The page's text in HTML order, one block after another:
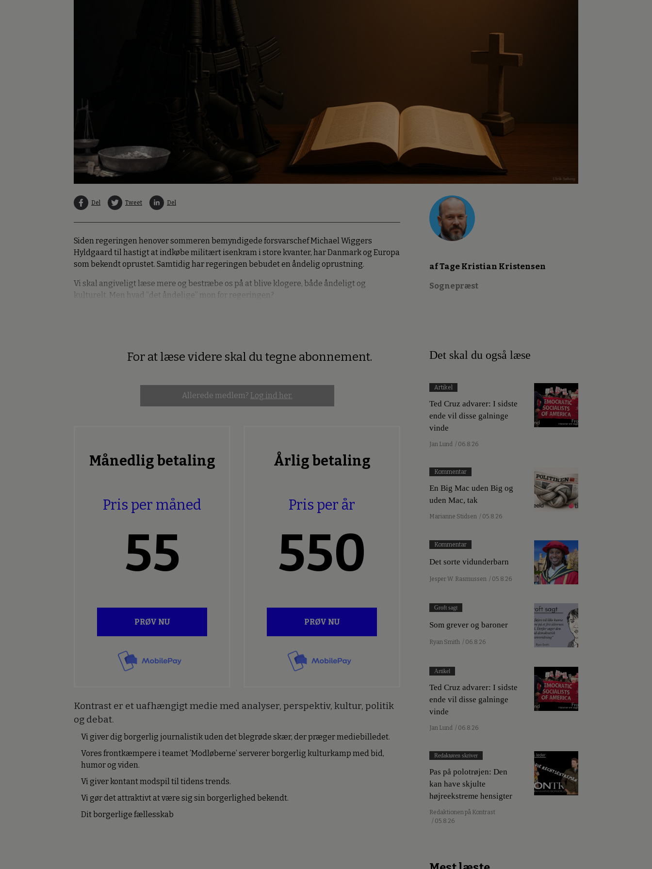
Del Tweet Del
Siden regeringen henover sommeren bemyndigede forsvarschef Michael Wiggers
Hyldgaard til hastigt at indkøbe militært isenkram i store kvanter, har Danmark og Europa
som bekendt oprustet. Samtidig har regeringen bebudet en åndelig oprustning.
Vi skal angiveligt læse mere og bestræbe os på at blive klogere, både åndeligt og
kulturelt. Men hvad ”det åndelige” mon for regeringen?
PremiumFor at læse videre skal du tegne abonnement.
Allerede medlem? Log ind her.
Månedlig betaling
Pris per måned
55
PRØV NU
Årlig betaling
Pris per år
550
PRØV NU
Kontrast er et uafhængigt medie med analyser, perspektiv, kultur, politik
og debat.
Vi giver dig borgerlig journalistik uden det blegrøde skær, der præger mediebilledet.
Vores frontkæmpere i teamet ’Modløberne’ serverer borgerlig kulturkamp med bid,
humor og viden.
Vi giver kontant modspil til tidens trends.
Vi gør det attraktivt at være sig sin borgerlighed bekendt.
Dit borgerlige fællesskab
af Tage Kristian Kristensen
Sognepræst
Det skal du også læse
Artikel
Ted Cruz advarer: I sidste
ende vil disse galninge
vinde
Jan Lund / 06.8.26
Kommentar
En Big Mac uden Big og
uden Mac, tak
Marianne Stidsen / 05.8.26
Kommentar
Det sorte vidunderbarn
Jesper W. Rasmussen / 05.8.26
Groft sagt
Som grever og baroner
Ryan Smith / 06.8.26
Artikel
Ted Cruz advarer: I sidste
ende vil disse galninge
vinde
Jan Lund / 06.8.26
Redaktøren skriver
Pas på polotrøjen: Den
kan have skjulte
højreekstreme hensigter
Redaktionen på Kontrast
/ 05.8.26